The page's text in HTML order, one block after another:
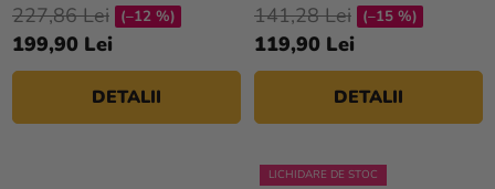
199,90 Lei
227,86 Lei (–12 %)
DETALII
119,90 Lei
141,28 Lei (–15 %)
DETALII
LICHIDARE DE STOC